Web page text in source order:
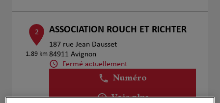
2
1.89 km
ASSOCIATION ROUCH ET RICHTER
187 rue Jean Dausset
84911 Avignon
Fermé actuellement
Numéro
Voir plus